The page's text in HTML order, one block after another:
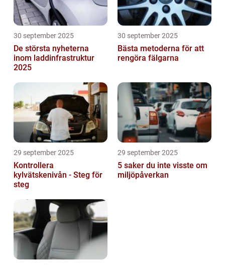
30 september 2025
De största nyheterna
inom laddinfrastruktur
2025
30 september 2025
Bästa metoderna för att
rengöra fälgarna
29 september 2025
Kontrollera
kylvätskenivån - Steg för
steg
29 september 2025
5 saker du inte visste om
miljöpåverkan